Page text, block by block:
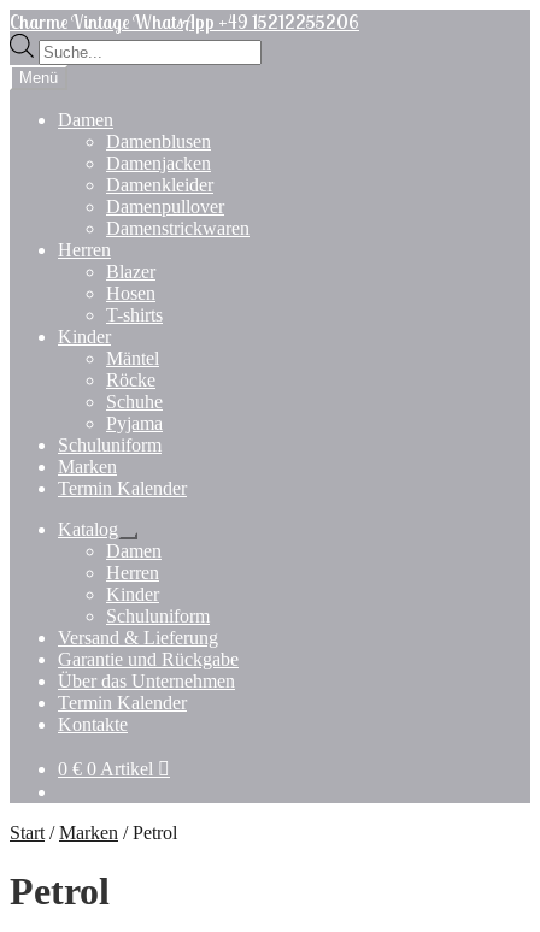
Zur
Navigation
springen
Zum
Inhalt
springen
Charme Vintage WhatsApp +49 15212255206
Products
search
Menü
Damen
Damenblusen
Damenjacken
Damenkleider
Damenpullover
Damenstrickwaren
Herren
Blazer
Hosen
T-shirts
Kinder
Mäntel
Röcke
Schuhe
Pyjama
Schuluniform
Marken
Termin Kalender
Katalog
Untermenü
öffnen
Damen
Herren
Kinder
Schuluniform
Versand & Lieferung
Garantie und Rückgabe
Über das Unternehmen
Termin Kalender
Kontakte
0 € 0 Artikel
Start /Marken /Petrol
Petrol